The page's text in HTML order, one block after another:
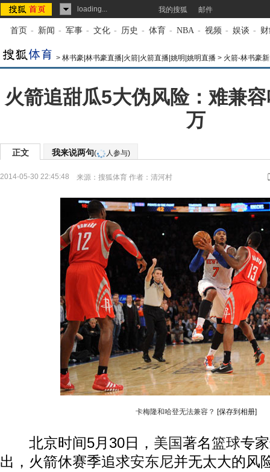
loading... 我的搜狐 邮件
首页 - 新闻 - 军事 - 文化 - 历史 - 体育 - NBA - 视频 - 娱谈 -
> 林书豪|林书豪直播|火箭|火箭直播|姚明|姚明直播 > 火箭-林书豪
火箭追甜瓜5大伪风险：难兼
万
正文 我来说两句( 人参与)
2014-05-30 22:45:48 来源： 搜狐体育 作者：清河村
卡梅隆和哈登无法兼容？ [保存到相册]
北京时间5月30日， 美国著名篮球专
出，火箭休赛季追求安东尼并无太大的风